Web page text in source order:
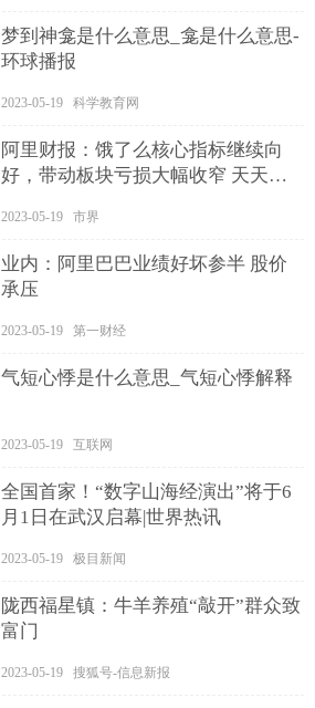
梦到神龛是什么意思_龛是什么意思-
环球播报
2023-05-19 科学教育网
阿里财报：饿了么核心指标继续向
好，带动板块亏损大幅收窄 天天即
2023-05-19 市界
业内：阿里巴巴业绩好坏参半 股价
承压
2023-05-19 第一财经
气短心悸是什么意思_气短心悸解释
2023-05-19 互联网
全国首家！“数字山海经演出”将于6
月1日在武汉启幕|世界热讯
2023-05-19 极目新闻
陇西福星镇：牛羊养殖“敲开”群众致
富门
2023-05-19 搜狐号-信息新报